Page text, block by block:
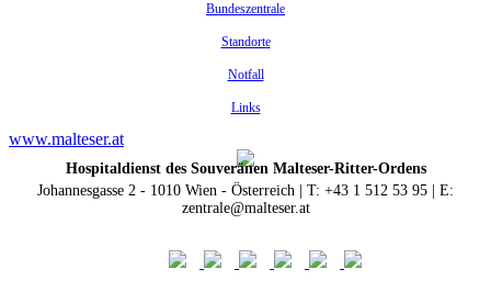
Bundeszentrale
Standorte
Notfall
Links
www.malteser.at
Hospitaldienst des Souveränen Malteser-Ritter-Ordens
Johannesgasse 2 - 1010 Wien - Österreich | T: +43 1 512 53 95 | E:
zentrale@malteser.at